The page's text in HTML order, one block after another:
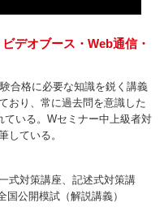
デオブース・Web通信・
合格に必要な知識を鋭く講義
おり、常に過去問を意識した
ている。Wセミナー中上級者対
している。
式対策講座、記述式対策講
公開模試（解説講義）